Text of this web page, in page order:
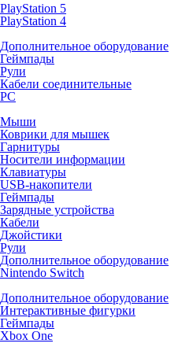
PlayStation 5
PlayStation 4
Дополнительное оборудование
Геймпады
Рули
Кабели соединительные
PC
Мыши
Коврики для мышек
Гарнитуры
Носители информации
Клавиатуры
USB-накопители
Геймпады
Зарядные устройства
Кабели
Джойстики
Рули
Дополнительное оборудование
Nintendo Switch
Дополнительное оборудование
Интерактивные фигурки
Геймпады
Xbox One